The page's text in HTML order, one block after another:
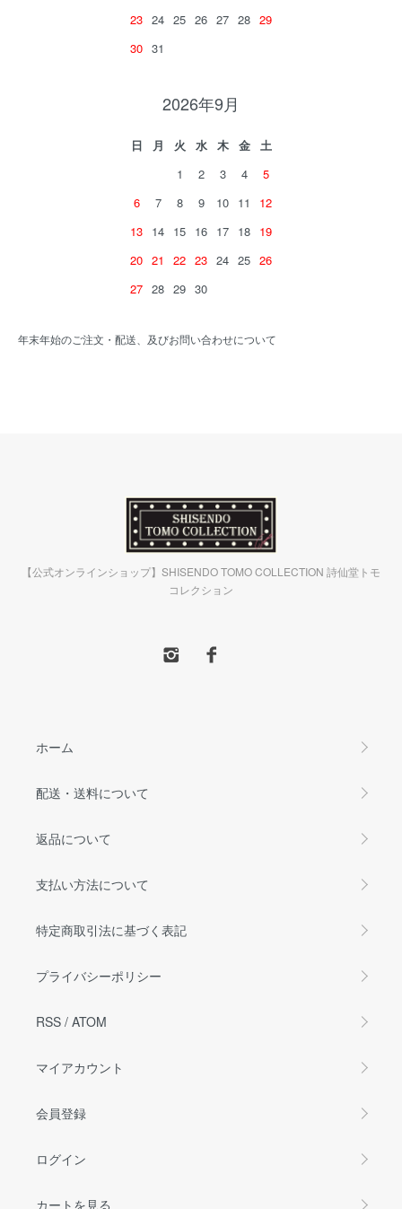
23 24 25 26 27 28 29
30 31
2026年9月
日 月 火 水 木 金
土
1
2 3 4
5
6
7 8 9 10 11
12
13 14 15 16 17 18 19
20 21 22 23 24 25 26
27 28 29 30
年末年始のご注文・配送、及びお問い合わせについて
【公式オンラインショップ】SHISENDO TOMO COLLECTION 詩仙堂トモ
コレクション
ホーム
配送・送料について
返品について
支払い方法について
特定商取引法に基づく表記
プライバシーポリシー
RSS / ATOM
マイアカウント
会員登録
ログイン
カートを見る